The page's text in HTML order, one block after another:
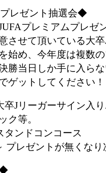
レゼント抽選会◆
プレミアムプレゼ
させて頂いている大
始め、今年度は複数
勝当日しか手に入ら
ゲットしてください！
卒Jリーガーサイン入
ク等。
タンドコンコース
プレゼントが無くなり
◆